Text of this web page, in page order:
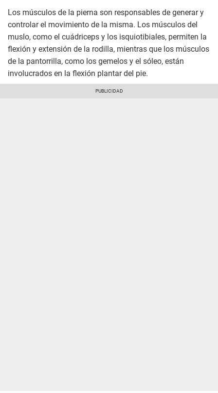
Los músculos de la pierna son responsables de generar y
controlar el movimiento de la misma. Los músculos del
muslo, como el cuádriceps y los isquiotibiales, permiten la
flexión y extensión de la rodilla, mientras que los músculos
de la pantorrilla, como los gemelos y el sóleo, están
involucrados en la flexión plantar del pie.